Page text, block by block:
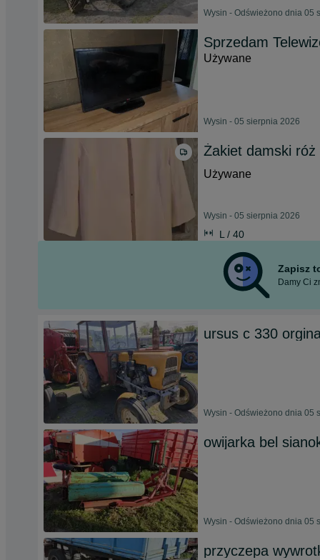
Wysin - Odświeżono dnia 05
Sprzedam
Używane
Wysin - 05 sierpnia 2026
Żakiet damski róż
Używane
Wysin - 05 sierpnia 2026
L / 40
Zapisz
Damy Ci
ursus c 330
Wysin - Odświeżono dnia 05
owijarka bel
Wysin - Odświeżono dnia 05
przyczepa